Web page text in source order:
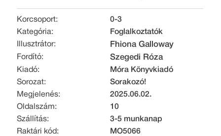
Korcsoport:
0-3
Kategória:
Foglalkoztatók
Illusztrátor:
Fhiona Galloway
Fordító: Szegedi Róza
Kiadó:
Móra Könyvkiadó
Sorozat:
Sorakozó!
Megjelenés:
2025.06.02.
Oldalszám:
10
Szállítás:
3-5 munkanap
Raktári kód:
MO5066